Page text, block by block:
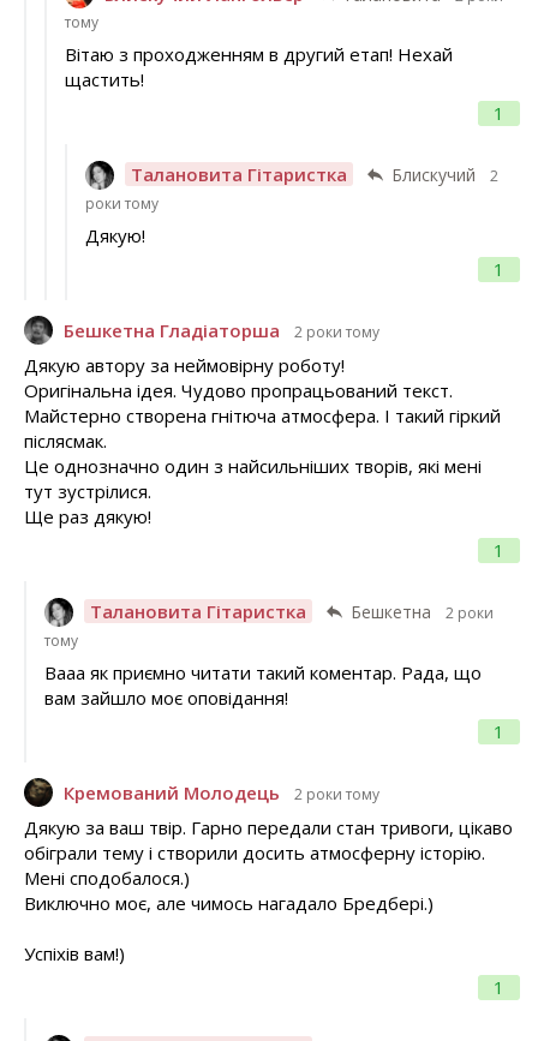
тому
1
Вітаю з проходженням в другий етап! Нехай
щастить!
Талановита Гітаристка Блискучий
2
роки тому
1
Дякую!
Бешкетна Гладіаторша 2 роки тому
1
Дякую автору за неймовірну роботу!
Оригінальна ідея. Чудово пропрацьований текст.
Майстерно створена гнітюча атмосфера. І такий гіркий
післясмак.
Це однозначно один з найсильніших творів, які мені
тут зустрілися.
Ще раз дякую!
Талановита Гітаристка Бешкетна
2 роки
тому
1
Вааа як приємно читати такий коментар. Рада, що
вам зайшло моє оповідання!
Кремований Молодець 2 роки тому
1
Дякую за ваш твір. Гарно передали стан тривоги, цікаво
обіграли тему і створили досить атмосферну історію.
Мені сподобалося.)
Виключно моє, але чимось нагадало Бредбері.)
Успіхів вам!)